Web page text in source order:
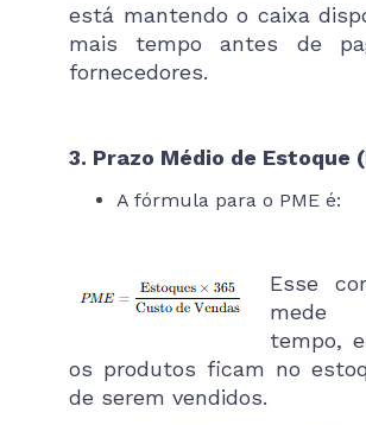
está mantendo o caixa
mais tempo antes de
fornecedores.
3. Prazo Médio de Estoque
A fórmula para o PME é:
Esse
mede
tempo,
os produtos ficam no
de serem vendidos.